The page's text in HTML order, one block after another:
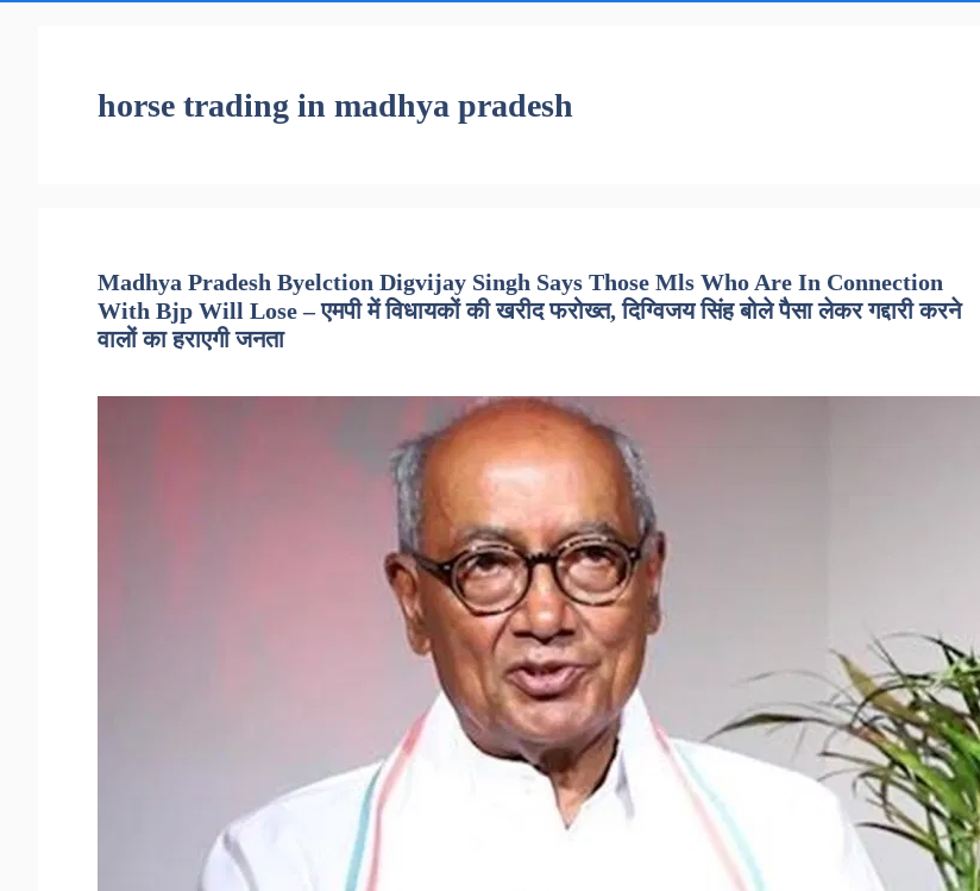
horse trading in madhya pradesh
Madhya Pradesh Byelction Digvijay Singh Says Those Mls Who Are In Connection
With Bjp Will Lose – एमपी में विधायकों की खरीद फरोख्त, दिग्विजय सिंह बोले पैसा लेकर गद्दारी करने
वालों का हराएगी जनता